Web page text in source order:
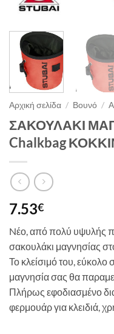
Αρχική σελίδα / Βουνό /
ΣΑΚΟΥΛΑΚΙ
Chalkbag
7.53€
Nέο, από πολύ υψυλής
σακουλάκι μαγνησίας
Το κλείσιμό του, εύκολο
μαγνησία σας θα
Πλήρως εφοδιασμένο
φερμουάρ για κλειδιά,